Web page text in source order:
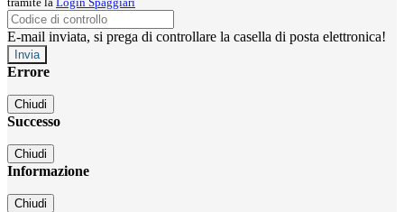
E-mail inviata, si prega di controllare la casella di posta elettronica!
Errore
Chiudi
Successo
Chiudi
Informazione
Chiudi